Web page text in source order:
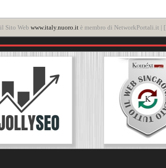
il Sito Web www.italy.nuoro.it è membro di NetworkPortali.it | [